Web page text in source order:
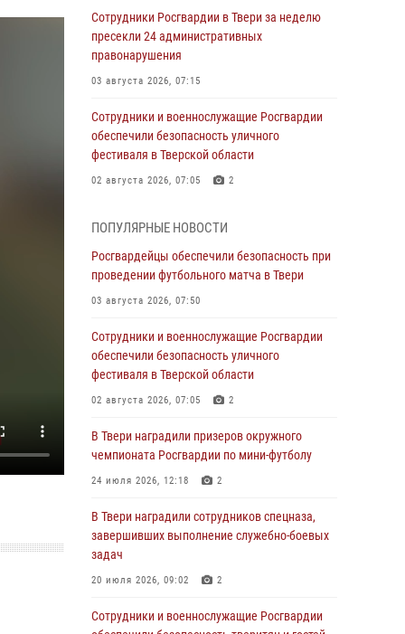
Сотрудники Росгвардии в Твери за неделю
пресекли 24 административных
правонарушения
03 августа 2026, 07:15
Сотрудники и военнослужащие Росгвардии
обеспечили безопасность уличного
фестиваля в Тверской области
02 августа 2026, 07:05 2
Росгвардии Героя России генерала армии
Виктора Золотова с заместителем
полномочного представителя Президента
31 июля 2026, 05:42 4
Росгвардейцы в Твери приняли участие в
молебне, посвященном Дню Крещения Руси
Сотрудники вневедомственной охраны
совершили 250 выездов и пресекли 20
области
27 июля 2026, 08:29
В Твери наградили призеров окружного
24 июля 2026, 12:18 2
ПОПУЛЯРНЫЕ НОВОСТИ
Росгвардейцы обеспечили безопасность при
проведении футбольного матча в Твери
03 августа 2026, 07:50
Сотрудники и военнослужащие Росгвардии
обеспечили безопасность уличного
фестиваля в Тверской области
02 августа 2026, 07:05 2
В Твери наградили призеров окружного
чемпионата Росгвардии по мини-футболу
24 июля 2026, 12:18 2
В Твери наградили сотрудников спецназа,
завершивших выполнение служебно-боевых
задач
20 июля 2026, 09:02 2
Сотрудники и военнослужащие Росгвардии